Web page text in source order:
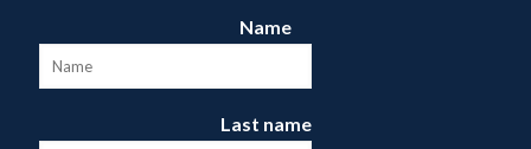
Name
Last name